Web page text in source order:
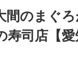
間のまぐ
司店【愛